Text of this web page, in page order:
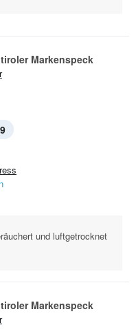
Markenspeck
und luftgetrocknet
Markenspeck